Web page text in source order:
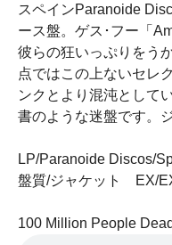
スペインParanoide
ース盤。ゲス･フー「
彼らの狂いっぷりをう
点ではこの上ないセレ
ンクとより混沌として
書のような迷盤です。
LP/Paranoide Discos/
盤質/ジャケット EX/
100 Million People Dead